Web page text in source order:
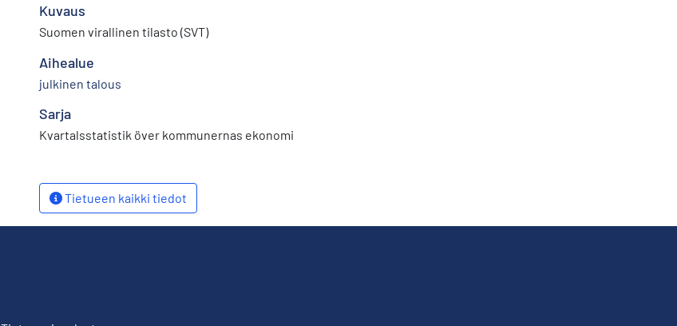
Kuvaus
Suomen virallinen tilasto (SVT)
Aihealue
julkinen talous
Sarja
Kvartalsstatistik över kommunernas ekonomi
Tietueen kaikki tiedot